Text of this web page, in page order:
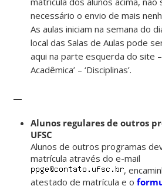
necessário o envio de mais
As aulas iniciam na semana do
local das Salas de Aulas pode
aqui na parte esquerda do site –
Acadêmica’ – ‘Disciplinas’.
—
Alunos regulares de outros
UFSC
Alunos de outros programas
matrícula através do e-mail
,
atestado de matrícula e o